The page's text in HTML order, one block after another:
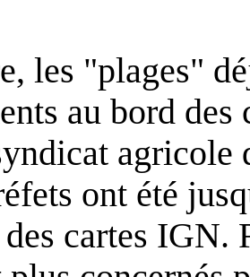
les "plages"
au bord des
agricole
ont été
cartes IGN.